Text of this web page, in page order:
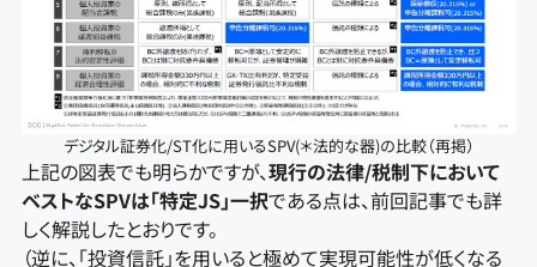
デジタル証券化/ST化に用いるSPV(＊法的な器)の比較（再掲）
上記の図表でも明らかですが、現行の法律/税制下において
ベストなSPVは「特定JS」一択である点は、前回記事でも詳
しく解説したとおりです。
（逆に、「投資信託」を用いると極めて実現可能性が低くなる